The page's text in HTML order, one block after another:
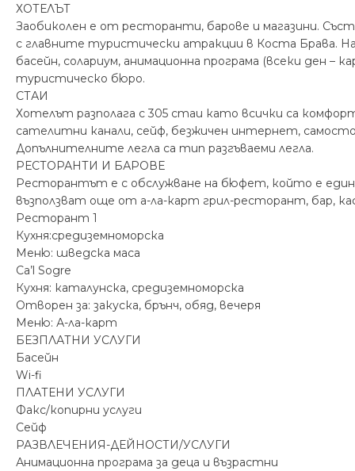
ХОТЕЛЪТ
Заобиколен е от ресторанти, барове и магазини.
с главните туристически атракции в Коста Брава.
басейн, солариум, анимационна програма (всеки ден –
туристическо бюро.
СТАИ
Хотелът разполага с 305 стаи като всички са
сателитни канали, сейф, безжичен интернет,
Допълнителните легла са тип разгъваеми легла.
РЕСТОРАНТИ И БАРОВЕ
Ресторантът е с обслужване на бюфет, който е
възползват още от а-ла-карт грил-ресторант, бар,
Ресторант 1
Кухня:средиземноморска
Меню: шведска маса
Ca’l Sogre
Кухня: каталунска, средиземноморска
Отворен за: закуска, брънч, обяд, вечеря
Меню: А-ла-карт
БЕЗПЛАТНИ УСЛУГИ
Басейн
Wi-fi
ПЛАТЕНИ УСЛУГИ
Факс/копирни услуги
Сейф
РАЗВЛЕЧЕНИЯ-ДЕЙНОСТИ/УСЛУГИ
Анимационна програма за деца и възрастни